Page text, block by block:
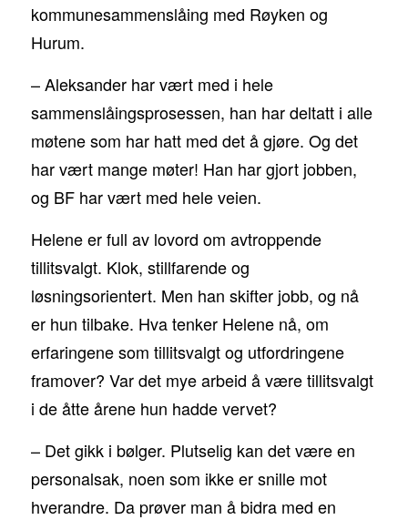
kommunesammenslåing med Røyken og
Hurum.
– Aleksander har vært med i hele
sammenslåingsprosessen, han har deltatt i alle
møtene som har hatt med det å gjøre. Og det
har vært mange møter! Han har gjort jobben,
og BF har vært med hele veien.
Helene er full av lovord om avtroppende
tillitsvalgt. Klok, stillfarende og
løsningsorientert. Men han skifter jobb, og nå
er hun tilbake. Hva tenker Helene nå, om
erfaringene som tillitsvalgt og utfordringene
framover? Var det mye arbeid å være tillitsvalgt
i de åtte årene hun hadde vervet?
– Det gikk i bølger. Plutselig kan det være en
personalsak, noen som ikke er snille mot
hverandre. Da prøver man å bidra med en